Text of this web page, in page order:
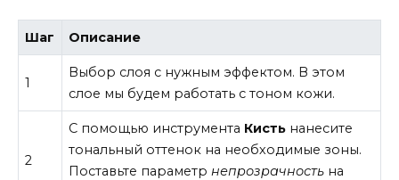
Шаг Описание
1
Выбор слоя с нужным эффектом. В этом
слое мы будем работать с тоном кожи.
2
С помощью инструмента Кисть нанесите
тональный оттенок на необходимые зоны.
Поставьте параметрнепрозрачность на